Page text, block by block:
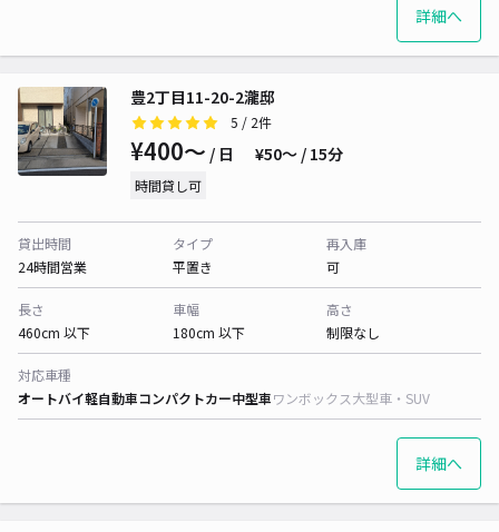
詳細へ
豊2丁目11-20-2瀧邸
5 / 2件
¥400〜 / 日 ¥50〜 / 15分
時間貸し可
貸出時間
24時間営業
タイプ
平置き
再入庫
可
長さ
460cm 以下
車幅
180cm 以下
高さ
制限なし
対応車種
オートバイ軽自動車コンパクトカー中型車ワンボックス大型車・SUV
詳細へ